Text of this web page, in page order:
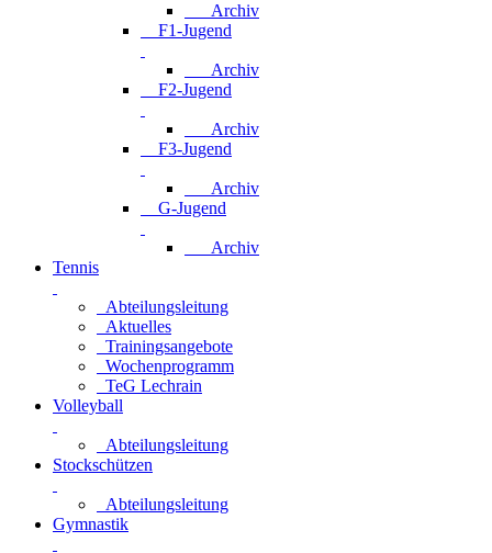
Archiv
F1-Jugend
Archiv
F2-Jugend
Archiv
F3-Jugend
Archiv
G-Jugend
Archiv
Tennis
Abteilungsleitung
Aktuelles
Trainingsangebote
Wochenprogramm
TeG Lechrain
Volleyball
Abteilungsleitung
Stockschützen
Abteilungsleitung
Gymnastik